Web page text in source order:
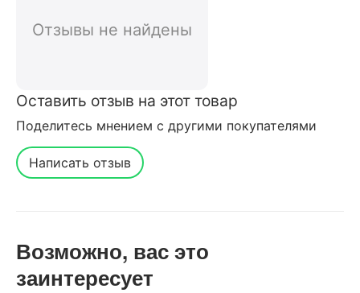
Отзывы не найдены
Оставить отзыв на этот товар
Поделитесь мнением с другими покупателями
Написать отзыв
Возможно, вас это
заинтересует